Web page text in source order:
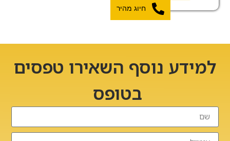
למידע נוסף השאירו טפסים
בטופס
חיוג מהיר